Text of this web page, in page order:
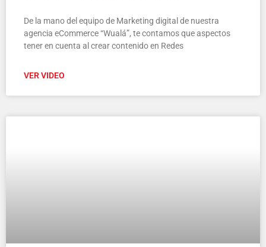
De la mano del equipo de Marketing digital de nuestra
agencia eCommerce “Wualá”, te contamos que aspectos
tener en cuenta al crear contenido en Redes
VER VIDEO